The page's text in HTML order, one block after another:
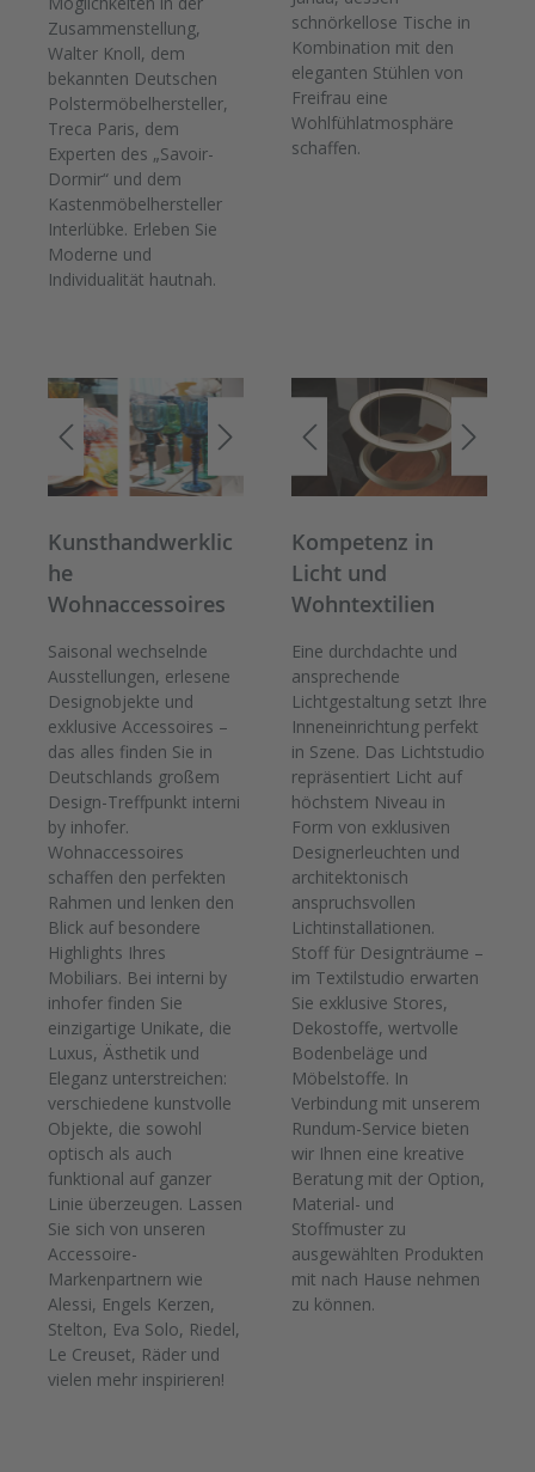
Zusammenstellung,
Walter Knoll, dem
bekannten Deutschen
Polstermöbelhersteller,
Treca Paris, dem
Experten des „Savoir-
Dormir“ und dem
Kastenmöbelhersteller
Interlübke. Erleben Sie
Moderne und
Individualität hautnah.
schnörkellose Tische in
Kombination mit den
eleganten Stühlen von
Freifrau eine
Wohlfühlatmosphäre
schaffen.
Kunsthandwerklic
he
Wohnaccessoires
Saisonal wechselnde
Ausstellungen, erlesene
Designobjekte und
exklusive Accessoires –
das alles finden Sie in
Deutschlands großem
Design-Treffpunkt interni
by inhofer.
Wohnaccessoires
schaffen den perfekten
Rahmen und lenken den
Blick auf besondere
Highlights Ihres
Mobiliars. Bei interni by
inhofer finden Sie
einzigartige Unikate, die
Luxus, Ästhetik und
Eleganz unterstreichen:
verschiedene kunstvolle
Objekte, die sowohl
optisch als auch
funktional auf ganzer
Linie überzeugen. Lassen
Sie sich von unseren
Accessoire-
Markenpartnern wie
Alessi, Engels Kerzen,
Stelton, Eva Solo, Riedel,
Le Creuset, Räder und
vielen mehr inspirieren!
Kompetenz in
Licht und
Wohntextilien
Eine durchdachte und
ansprechende
Lichtgestaltung setzt Ihre
Inneneinrichtung perfekt
in Szene. Das Lichtstudio
repräsentiert Licht auf
höchstem Niveau in
Form von exklusiven
Designerleuchten und
architektonisch
anspruchsvollen
Lichtinstallationen.
Stoff für Designträume –
im Textilstudio erwarten
Sie exklusive Stores,
Dekostoffe, wertvolle
Bodenbeläge und
Möbelstoffe. In
Verbindung mit unserem
Rundum-Service bieten
wir Ihnen eine kreative
Beratung mit der Option,
Material- und
Stoffmuster zu
ausgewählten Produkten
mit nach Hause nehmen
zu können.